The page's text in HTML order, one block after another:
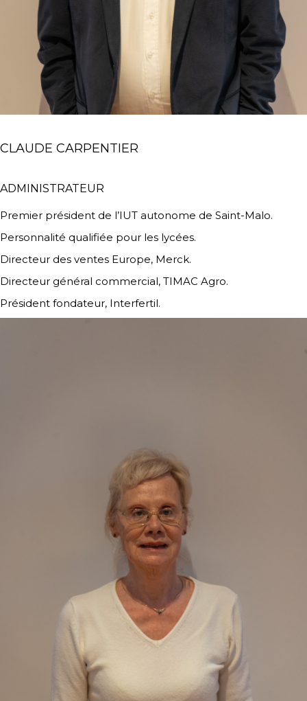
CLAUDE CARPENTIER
ADMINISTRATEUR
Premier président de l’IUT autonome de Saint-Malo.
Personnalité qualifiée pour les lycées.
Directeur des ventes Europe, Merck.
Directeur général commercial, TIMAC Agro.
Président fondateur, Interfertil.